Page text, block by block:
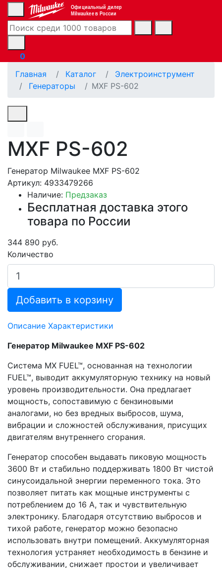
Официальный дилер
Milwaukee в России
0
Главная
Каталог
Электроинструмент
Генераторы
MXF PS-602
MXF PS-602
Генератор Milwaukee MXF PS-602
Артикул: 4933479266
Наличие: Предзаказ
Бесплатная доставка этого
товара по России
344 890 руб.
Количество
Добавить в корзину
Описание Характеристики
Генератор Milwaukee MXF PS-602
Система MX FUEL™, основанная на технологии
FUEL™, выводит аккумуляторную технику на новый
уровень производительности. Она предлагает
мощность, сопоставимую с бензиновыми
аналогами, но без вредных выбросов, шума,
вибрации и сложностей обслуживания, присущих
двигателям внутреннего сгорания.
Генератор способен выдавать пиковую мощность
3600 Вт и стабильно поддерживать 1800 Вт чистой
синусоидальной энергии переменного тока. Это
позволяет питать как мощные инструменты с
потреблением до 16 А, так и чувствительную
электронику. Благодаря отсутствию выбросов и
тихой работе, генератор можно безопасно
использовать внутри помещений. Аккумуляторная
технология устраняет необходимость в бензине и
обслуживании, снижает простои и увеличивает